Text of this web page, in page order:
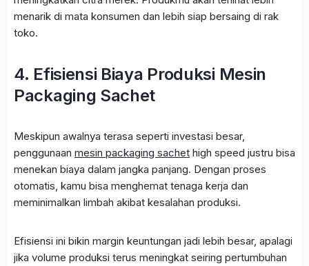
menarik di mata konsumen dan lebih siap bersaing di rak
toko.
4. Efisiensi Biaya Produksi Mesin
Packaging Sachet
Meskipun awalnya terasa seperti investasi besar,
penggunaan mesin packaging sachet high speed justru bisa
menekan biaya dalam jangka panjang. Dengan proses
otomatis, kamu bisa menghemat tenaga kerja dan
meminimalkan limbah akibat kesalahan produksi.
Efisiensi ini bikin margin keuntungan jadi lebih besar, apalagi
jika volume produksi terus meningkat seiring pertumbuhan